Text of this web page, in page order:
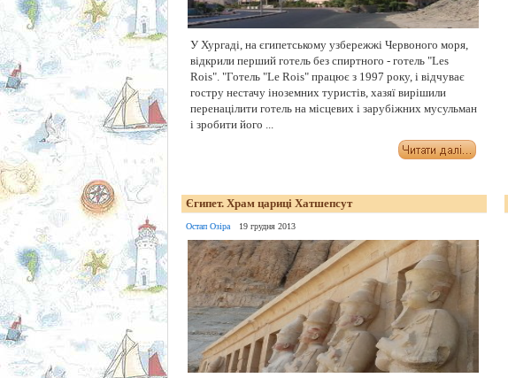
У Хургаді, на єгипетському узбережжі Червоного моря,
відкрили перший готель без спиртного - готель "Les
Rois". "Готель "Le Rois" працює з 1997 року, і відчуває
гостру нестачу іноземних туристів, хазяї вирішили
перенацілити готель на місцевих і зарубіжних мусульман
і зробити його ...
Єгипет. Храм цариці Хатшепсут
Остап Озіра 19 грудня 2013